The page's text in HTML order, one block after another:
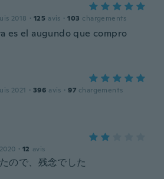
2018 · 125 avis · 103 chargements
es el augundo que compro
2021 · 396 avis · 97 chargements
· 12 avis
ので、残念でした